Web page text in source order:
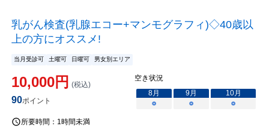
乳がん検査(乳腺エコー+マンモグラフィ)◇40歳以
上の方にオススメ!
当月受診可 土曜可 日曜可 男女別エリア
10,000円 (税込)
90ポイント
空き状況
8月 9月 10月
○
○ ○
所要時間： 1時間未満